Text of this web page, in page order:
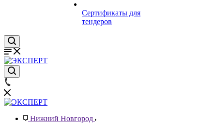
Сертификаты для
тендеров
Нижний Новгород